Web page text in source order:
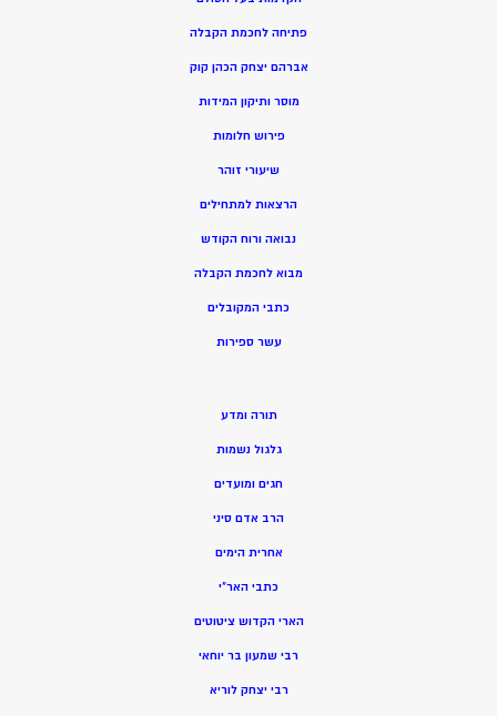
פתיחה לחכמת הקבלה
אברהם יצחק הכהן קוק
מוסר ותיקון המידות
פירוש חלומות
שיעורי זוהר
הרצאות למתחילים
נבואה ורוח הקודש
מבוא לחכמת הקבלה
כתבי המקובלים
עשר ספירות
תורה ומדע
גלגול נשמות
חגים ומועדים
הרב אדם סיני
אחרית הימים
כתבי האר”י
הארי הקדוש ציטוטים
רבי שמעון בר יוחאי
רבי יצחק לוריא